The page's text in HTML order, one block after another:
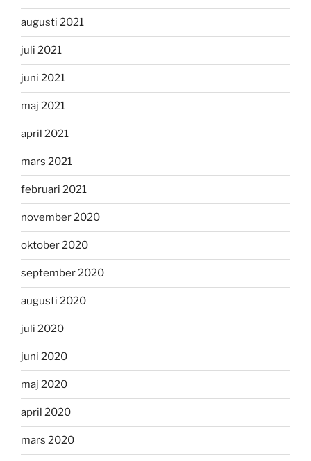
augusti 2021
juli 2021
juni 2021
maj 2021
april 2021
mars 2021
februari 2021
november 2020
oktober 2020
september 2020
augusti 2020
juli 2020
juni 2020
maj 2020
april 2020
mars 2020